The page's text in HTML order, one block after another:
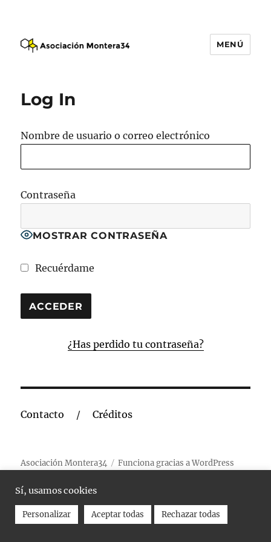
MENÚ
Log In
Nombre de usuario o correo electrónico
Contraseña
MOSTRAR CONTRASEÑA
Recuérdame
¿Has perdido tu contraseña?
Contacto Créditos
Asociación Montera34 Funciona gracias a WordPress
Sí, usamos cookies
Personalizar Aceptar todas Rechazar todas